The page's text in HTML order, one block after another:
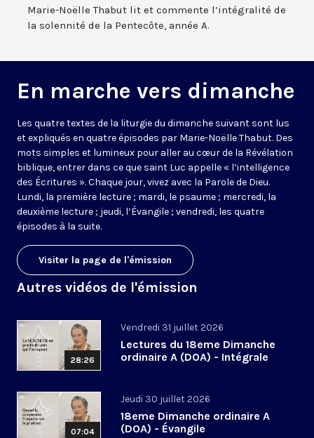
Marie-Noëlle Thabut lit et commente l’intégralité de
la solennité de la Pentecôte, année A.
En marche vers dimanche
Les quatre textes de la liturgie du dimanche suivant sont lus
et expliqués en quatre épisodes par Marie-Noëlle Thabut. Des
mots simples et lumineux pour aller au cœur de la Révélation
biblique, entrer dans ce que saint Luc appelle « l’intelligence
des Écritures ». Chaque jour, vivez avec la Parole de Dieu.
Lundi, la première lecture ; mardi, le psaume ; mercredi, la
deuxième lecture ; jeudi, l’Évangile ; vendredi, les quatre
épisodes à la suite.
Visiter la page de l'émission
Autres vidéos de l'émission
28:26
Vendredi 31 juillet 2026
Lectures du 18eme Dimanche
ordinaire A (DOA) - Intégrale
07:04
Jeudi 30 juillet 2026
18eme Dimanche ordinaire A
(DOA) - Évangile